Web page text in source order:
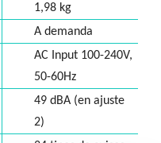
1,98 kg
A demanda
AC Input 100-240V,
50-60Hz
49 dBA (en ajuste
2)